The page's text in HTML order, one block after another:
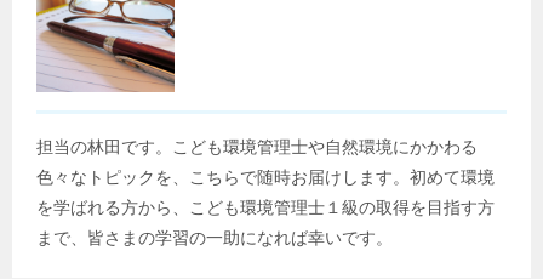
担当の林田です。こども環境管理士や自然環境にかかわる
色々なトピックを、こちらで随時お届けします。初めて環境
を学ばれる方から、こども環境管理士１級の取得を目指す方
まで、皆さまの学習の一助になれば幸いです。